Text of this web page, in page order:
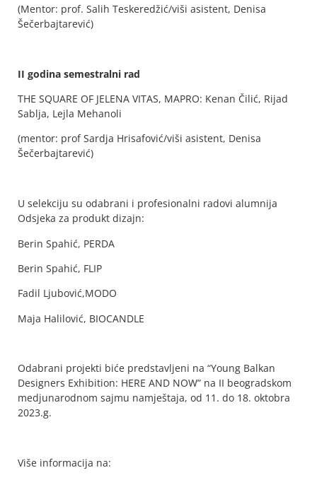
(Mentor: prof. Salih Teskeredžić/viši asistent, Denisa
Šečerbajtarević)
II godina semestralni rad
THE SQUARE OF JELENA VITAS, MAPRO: Kenan Čilić, Rijad
Sablja, Lejla Mehanoli
(mentor: prof Sardja Hrisafović/viši asistent, Denisa
Šečerbajtarević)
U selekciju su odabrani i profesionalni radovi alumnija
Odsjeka za produkt dizajn:
Berin Spahić, PERDA
Berin Spahić, FLIP
Fadil Ljubović,MODO
Maja Halilović, BIOCANDLE
Odabrani projekti biće predstavljeni na “Young Balkan
Designers Exhibition: HERE AND NOW” na II beogradskom
medjunarodnom sajmu namještaja, od 11. do 18. oktobra
2023.g.
Više informacija na: